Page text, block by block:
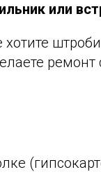
или
ремонт